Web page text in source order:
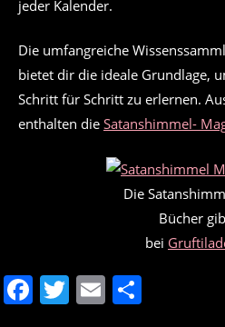
jeder Kalender.
Die umfangreiche
bietet dir die ideale Grundlage,
Schritt für Schritt zu erlernen.
enthalten die Satanshimmel-
Die
Bücher
bei
F T E